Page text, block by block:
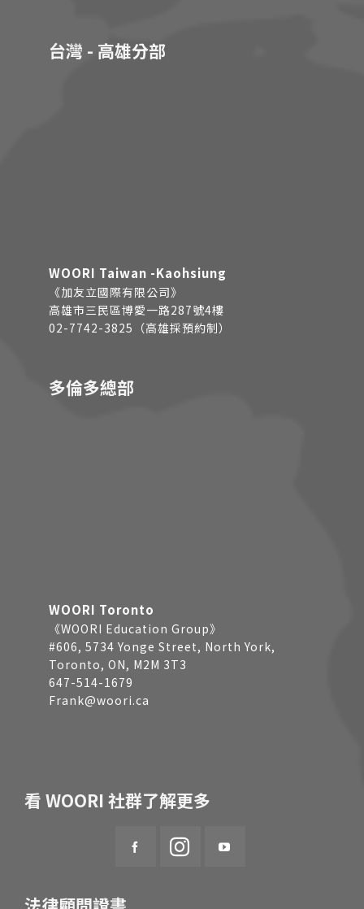
台灣 - 高雄分部
WOORI Taiwan -Kaohsiung
《加友立國際有限公司》
高雄市三民區博愛一路287號4樓
02-7742-3825（高雄採預約制）
多倫多總部
WOORI Toronto
《WOORI Education Group》
#606, 5734 Yonge Street, North York,
Toronto, ON, M2M 3T3
647-514-1679
Frank@woori.ca
看 WOORI 社群了解更多